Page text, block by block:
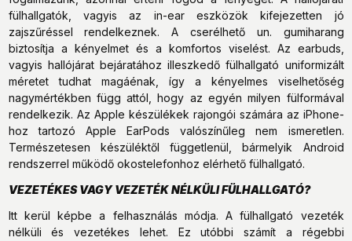
fülhallgatók, vagyis az in-ear eszközök kifejezetten jó
zajszűréssel rendelkeznek. A cserélhető un. gumiharang
biztosítja a kényelmet és a komfortos viselést. Az earbuds,
vagyis hallójárat bejáratához illeszkedő fülhallgató uniformizált
méretet tudhat magáénak, így a kényelmes viselhetőség
nagymértékben függ attól, hogy az egyén milyen fülformával
rendelkezik. Az Apple készülékek rajongói számára az iPhone-
hoz tartozó Apple EarPods valószínűleg nem ismeretlen.
Természetesen készüléktől függetlenül, bármelyik Android
rendszerrel működő okostelefonhoz elérhető fülhallgató.
VEZETÉKES VAGY VEZETÉK NÉLKÜLI FÜLHALLGATÓ?
Itt kerül képbe a felhasználás módja. A fülhallgató vezeték
nélküli és vezetékes lehet. Ez utóbbi számít a régebbi